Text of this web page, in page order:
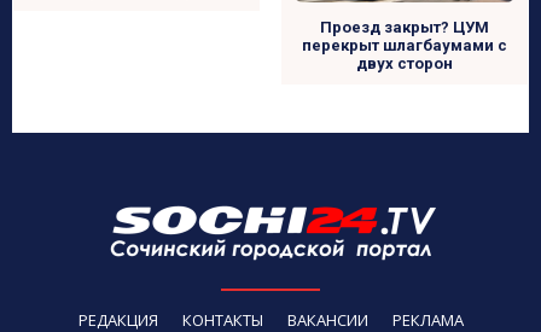
Проезд закрыт? ЦУМ
перекрыт шлагбаумами с
двух сторон
РЕДАКЦИЯ КОНТАКТЫ ВАКАНСИИ РЕКЛАМА